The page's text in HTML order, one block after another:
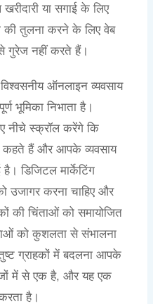
या सगाई के लिए
की तुलना करने के लिए वेब
गुरेज नहीं करते हैं।
ऑनलाइन व्यवसाय
भूमिका निभाता है।
नीचे स्क्रॉल करेंगे कि
कहते हैं और आपके व्यवसाय
डिजिटल मार्केटिंग
उजागर करना चाहिए और
की चिंताओं को समायोजित
को कुशलता से संभालना
ग्राहकों में बदलना आपके
में से एक है, और यह एक
है।